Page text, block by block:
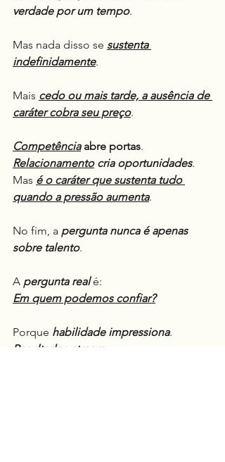
verdade por um tempo.
Mas nada disso se sustenta
indefinidamente.
Mais cedo ou mais tarde, a ausência de
caráter cobra seu preço.
Competência abre portas.
Relacionamento cria oportunidades.
Mas é o caráter que sustenta tudo
quando a pressão aumenta.
No fim, a pergunta nunca é apenas
sobre talento.
A pergunta real é:
Em quem podemos confiar?
Porque habilidade impressiona.
Resultados atraem